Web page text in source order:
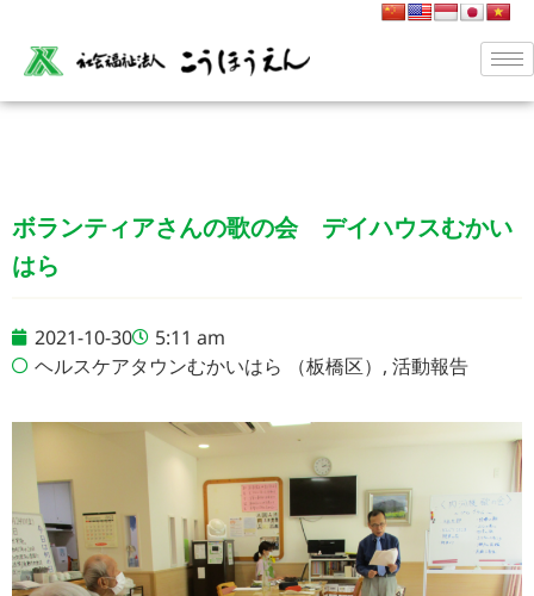
ボランティアさんの歌の会 デイハウスむかい
はら
2021-10-30
5:11 am
ヘルスケアタウンむかいはら （板橋区） , 活動報告